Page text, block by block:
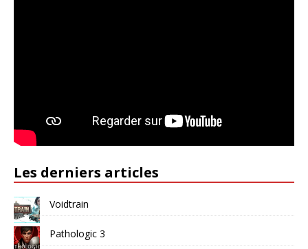
Les derniers articles
Voidtrain
Pathologic 3